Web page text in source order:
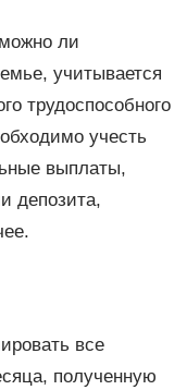
ли
учитывается
трудоспособного
учесть
выплаты,
депозита,
все
полученную